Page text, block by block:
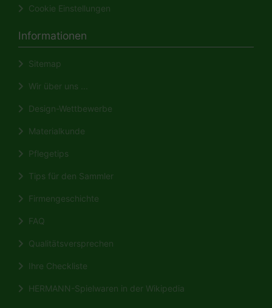
Cookie Einstellungen
Informationen
Sitemap
Wir über uns ...
Design-Wettbewerbe
Materialkunde
Pflegetips
Tips für den Sammler
Firmengeschichte
FAQ
Qualitätsversprechen
Ihre Checkliste
HERMANN-Spielwaren in der Wikipedia